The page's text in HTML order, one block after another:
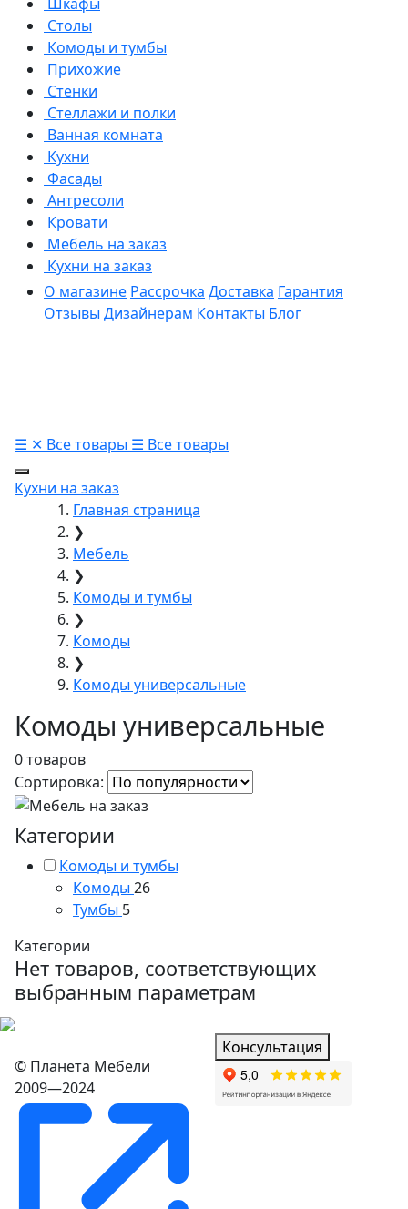
Столы
Комоды и тумбы
Прихожие
Стенки
Стеллажи и полки
Ванная комната
Кухни
Фасады
Антресоли
Кровати
Мебель на заказ
Кухни на заказ
О магазине Рассрочка Доставка Гарантия
Отзывы Дизайнерам Контакты Блог
☰ ✕ Все товары ☰ Все товары
Кухни на заказ
Главная страница
❯
Мебель
❯
Комоды и тумбы
❯
Комоды
❯
Комоды универсальные
Комоды универсальные
0 товаров
Сортировка:
Категории
Комоды и тумбы
Комоды 26
Тумбы 5
Категории
Нет товаров, соответствующих
выбранным параметрам
© Планета Мебели
2009—2024
Консультация